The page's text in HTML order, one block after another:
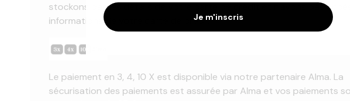
stockons pas les détails de votre carte de crédit et n'avons pas
informations de votre carte de crédit.
Le paiement en 3, 4, 10 X est disponible via notre partenaire Alma. La
sécurisation des paiements est assurée par Alma et vos paiements
Je m'inscris